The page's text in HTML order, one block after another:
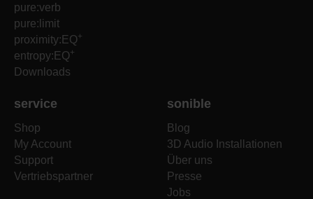
pure:verb
pure:limit
proximity:EQ+
entropy:EQ+
Downloads
service
Shop
My Account
Support
Vertriebspartner
sonible
Blog
3D Audio Installationen
Über uns
Presse
Jobs